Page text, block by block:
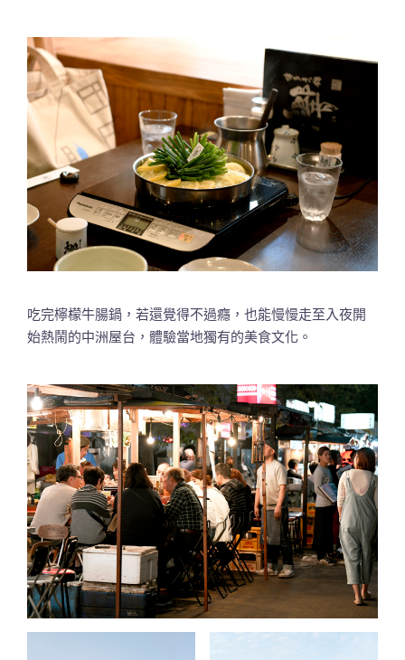
吃完檸檬牛腸鍋，若還覺得不過癮，也能慢慢走至入夜開
始熱鬧的中洲屋台，體驗當地獨有的美食文化。